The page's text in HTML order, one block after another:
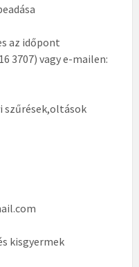
az időpont
3707) vagy e-mailen:
szűrések,oltások
kisgyermek